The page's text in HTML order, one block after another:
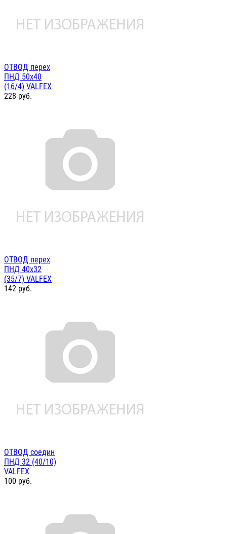
ОТВОД перех
ПНД 50х40
(16/4) VALFEX
228 руб.
ОТВОД перех
ПНД 40х32
(35/7) VALFEX
142 руб.
ОТВОД соедин
ПНД 32 (40/10)
VALFEX
100 руб.